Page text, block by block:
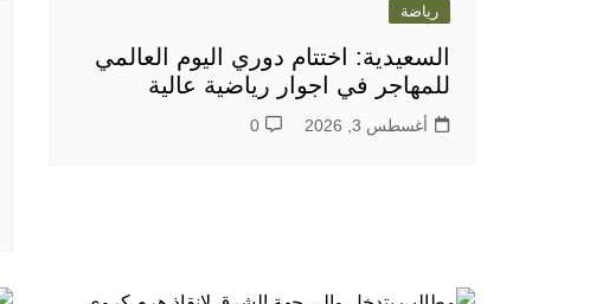
رياضة
السعيدية: اختتام دوري اليوم العالمي
للمهاجر في اجوار رياضية عالية
أغسطس 3, 2026 0